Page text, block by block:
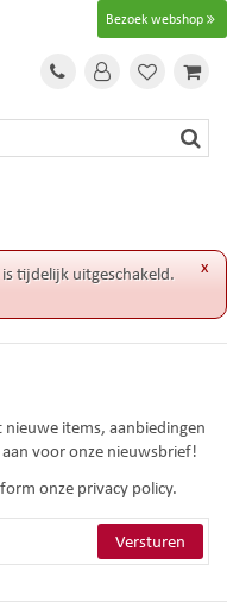
Bezoek webshop
x
tijdelijk uitgeschakeld.
items, aanbiedingen
voor onze nieuwsbrief!
onzeprivacy policy.